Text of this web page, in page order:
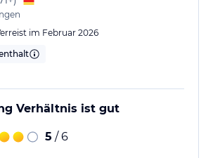
im Februar 2026
Verhältnis ist gut
5 / 6